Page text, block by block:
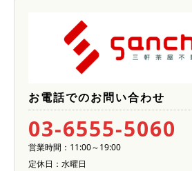
お電話でのお問い合わせ
03-6555-5060
営業時間：11:00～19:00
定休日：水曜日